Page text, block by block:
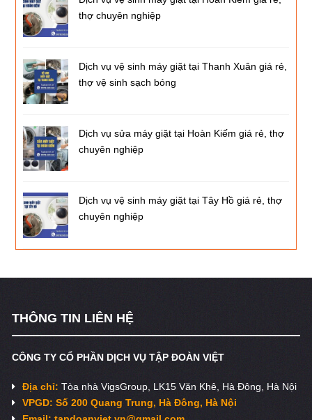
thợ chuyên nghiệp
Dịch vụ vệ sinh máy giặt tại Thanh Xuân giá rẻ,
thợ vệ sinh sạch bóng
Dịch vụ sửa máy giặt tại Hoàn Kiếm giá rẻ, thợ
chuyên nghiệp
Dịch vụ vệ sinh máy giặt tại Tây Hồ giá rẻ, thợ
chuyên nghiệp
THÔNG TIN LIÊN HỆ
CÔNG TY CỔ PHẦN DỊCH VỤ TẬP ĐOÀN VIỆT
Địa chỉ:Tòa nhà VigsGroup, LK15 Văn Khê, Hà Đông, Hà Nội
VPGD: Số 200 Quang Trung, Hà Đông, Hà Nội